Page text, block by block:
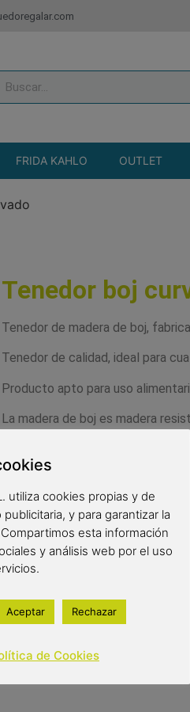
FRIDA KAHLO OUTLET
Tenedor boj
Tenedor de madera de boj,
Tenedor de calidad, ideal para
Producto apto para uso
La madera de boj es madera
utensilio en un producto de gran
la madera de boj, no deja que el
así molestas manchas. Muy fácil
Medidas 29x 4 cm
Out of stock
utiliza cookies propias y de
y para garantizar la
esta información
y análisis web por el uso
Aceptar Rechazar
de Cookies